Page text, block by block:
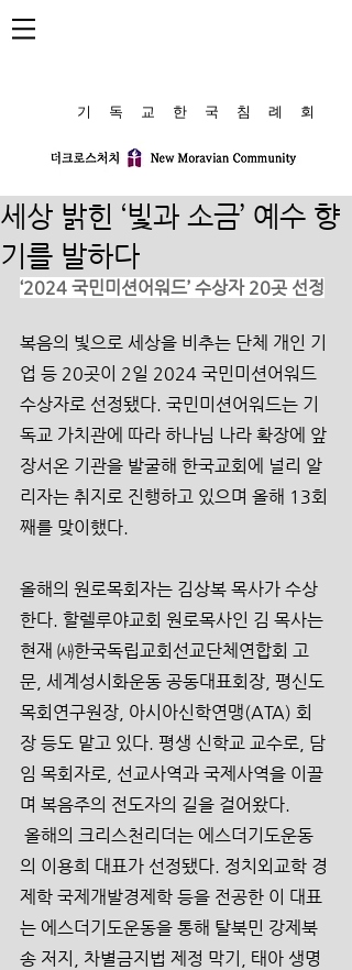
​기 독 교 한 국 침 례 회
세상 밝힌 ‘빛과 소금’ 예수 향
기를 발하다
‘2024 국민미션어워드’ 수상자 20곳 선정
복음의 빛으로 세상을 비추는 단체 개인 기
업 등 20곳이 2일 2024 국민미션어워드
수상자로 선정됐다. 국민미션어워드는 기
독교 가치관에 따라 하나님 나라 확장에 앞
장서온 기관을 발굴해 한국교회에 널리 알
리자는 취지로 진행하고 있으며 올해 13회
째를 맞이했다.
올해의 원로목회자는 김상복 목사가 수상
한다. 할렐루야교회 원로목사인 김 목사는
현재 ㈔한국독립교회선교단체연합회 고
문, 세계성시화운동 공동대표회장, 평신도
목회연구원장, 아시아신학연맹(ATA) 회
장 등도 맡고 있다. 평생 신학교 교수로, 담
임 목회자로, 선교사역과 국제사역을 이끌
며 복음주의 전도자의 길을 걸어왔다.
의 이용희 대표가 선정됐다. 정치외교학 경
제학 국제개발경제학 등을 전공한 이 대표
는 에스더기도운동을 통해 탈북민 강제북
송 저지, 차별금지법 제정 막기, 태아 생명